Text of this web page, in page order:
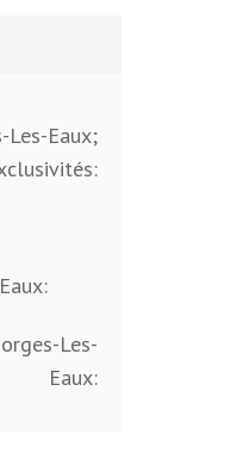
Les-Eaux;
Les-
Eaux: